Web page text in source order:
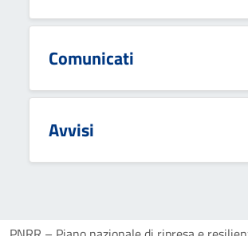
Comunicati
Avvisi